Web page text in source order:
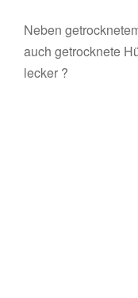
Neben
auch getrocknete
lecker ?